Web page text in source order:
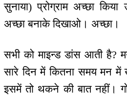
सुनाया) प्रोग्राम अच्छा
अच्छा बनाके दिखाओ। अच्छा।
सभी को माइन्ड डांस आती है?
सारे दिन में कितना समय मन में
इसमें तो थकने की बात नहीं।